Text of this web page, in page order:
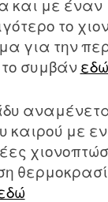
και με έναν
το
για την
συμβάν εδώ
καιρού με